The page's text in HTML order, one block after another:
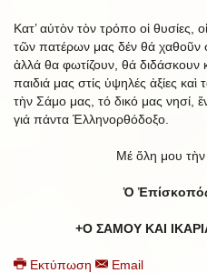
Κατ’ αὐτὸν τὸν τρόπο οἱ θυσίες,
τῶν πατέρων μας δέν θά χαθοῦν
ἀλλά θα φωτίζουν, θά διδάσκουν
παιδιά μας στίς ὑψηλές ἀξίες
τὴν Σάμο μας, τό δικό μας νησί,
γιά πάντα Ἑλληνορθόδοξο.
Μέ ὅλη μου
Ὁ
+Ο ΣΑΜΟΥ ΚΑΙ
Εκτύπωση Email